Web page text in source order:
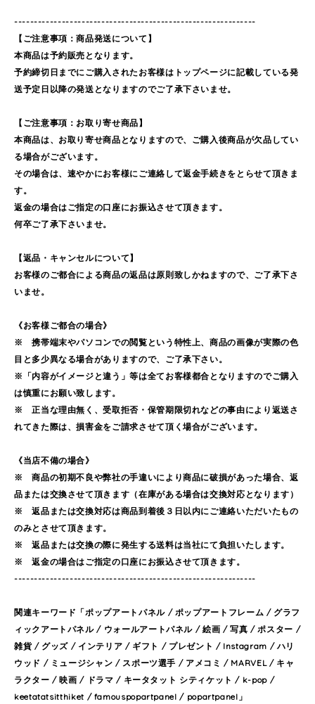
-------------------------------------------------------------
【ご注意事項：商品発送について】
本商品は予約販売となります。
予約締切日までにご購入されたお客様はトップページに記載している発
送予定日以降の発送となりますのでご了承下さいませ。
【ご注意事項：お取り寄せ商品】
本商品は、お取り寄せ商品となりますので、ご購入後商品が欠品してい
る場合がございます。
その場合は、速やかにお客様にご連絡して返金手続きをとらせて頂きま
す。
返金の場合はご指定の口座にお振込させて頂きます。
何卒ご了承下さいませ。
【返品・キャンセルについて】
お客様のご都合による商品の返品は原則致しかねますので、ご了承下さ
いませ。
《お客様ご都合の場合》
※ 携帯端末やパソコンでの閲覧という特性上、商品の画像が実際の色
目と多少異なる場合がありますので、ご了承下さい。
※「内容がイメージと違う」等は全てお客様都合となりますのでご購入
は慎重にお願い致します。
※ 正当な理由無く、受取拒否・保管期限切れなどの事由により返送さ
れてきた際は、損害金をご請求させて頂く場合がございます。
《当店不備の場合》
※ 商品の初期不良や弊社の手違いにより商品に破損があった場合、返
品または交換させて頂きます（在庫がある場合は交換対応となります）
※ 返品または交換対応は商品到着後３日以内にご連絡いただいたもの
のみとさせて頂きます。
※ 返品または交換の際に発生する送料は当社にて負担いたします。
※ 返金の場合はご指定の口座にお振込させて頂きます。
-------------------------------------------------------------
関連キーワード「ポップアートパネル / ポップアートフレーム / グラフ
ィックアートパネル / ウォールアートパネル / 絵画 / 写真 / ポスター /
雑貨 / グッズ / インテリア / ギフト / プレゼント / Instagram / ハリ
ウッド / ミュージシャン / スポーツ選手 / アメコミ / MARVEL / キャ
ラクター / 映画 / ドラマ / キータタット シティケット / k-pop /
keetatatsitthiket / famouspopartpanel / popartpanel」